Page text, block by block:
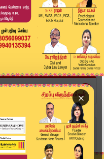
×
நடக்கிறது | Kum...